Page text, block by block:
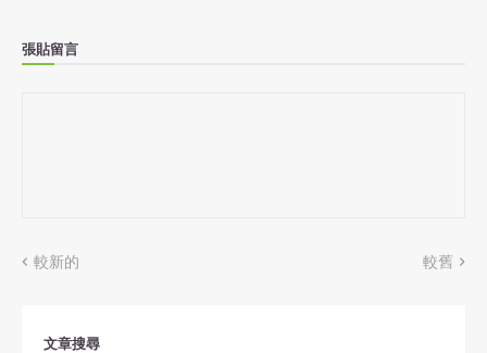
張貼留言
較新的 較舊
文章搜尋